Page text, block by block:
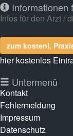
Informationen
Infos für den Arzt /
zum kostenl.
hier kostenlos
Untermenü
Kontakt
Fehlermeldung
Impressum
Datenschutz